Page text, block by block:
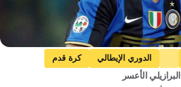
الدوري الإيطالي كرة قدم
الأعسر